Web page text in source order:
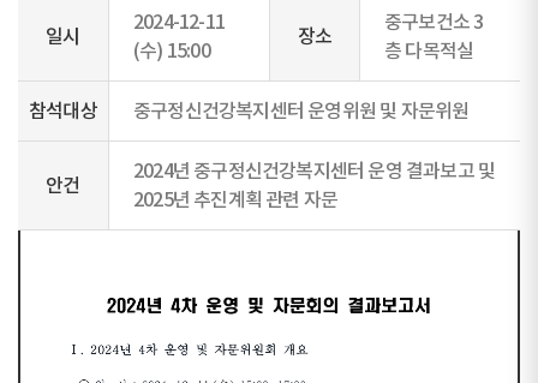
일시
2024-12-11
(수) 15:00
장소
중구보건소 3
층 다목적실
참석대상 중구정신건강복지센터 운영위원 및 자문위원
안건
2024년 중구정신건강복지센터 운영 결과보고 및
2025년 추진계획 관련 자문